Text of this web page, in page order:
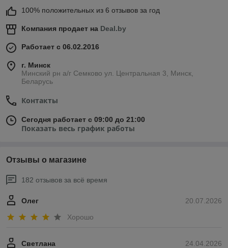
100% положительных из 6 отзывов за год
Компания продает на Deal.by
Работает с 06.02.2016
г. Минск
Минский рн а/г Семково ул. Центральная 3, Минск,
Беларусь
Контакты
Сегодня работает с 09:00 до 21:00
Показать весь график работы
Отзывы о магазине
182 отзывов за всё время
20.07.2026
Олег
Хорошо
24.04.2026
Светлана